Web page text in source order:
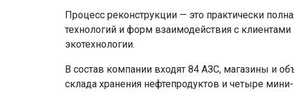
Процесс реконструкции — это практически
технологий и форм взаимодействия с
экотехнологии.
В состав компании входят 84 АЗС, магазины и
склада хранения нефтепродуктов и четыре